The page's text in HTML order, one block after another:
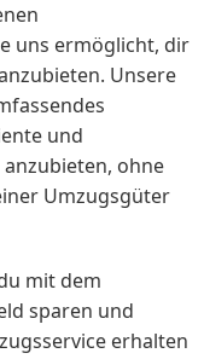
uns ermöglicht, dir
Unsere
und
ohne
Umzugsgüter
mit dem
sparen und
erhalten